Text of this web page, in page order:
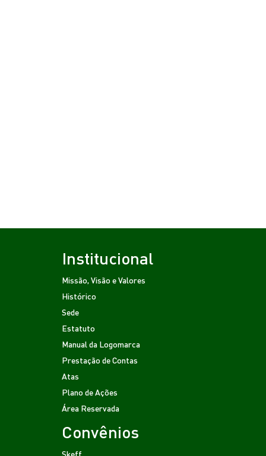
Institucional
Missão, Visão e Valores
Histórico
Sede
Estatuto
Manual da Logomarca
Prestação de Contas
Atas
Plano de Ações
Área Reservada
Convênios
Skeff